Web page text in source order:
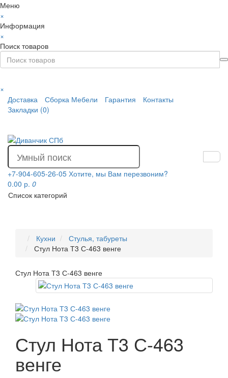
Меню
×
Информация
×
Поиск товаров
×
Доставка
Сборка Мебели Гарантия
Контакты
Закладки (0)
+7-904-605-26-05 Хотите, мы Вам перезвоним?
0.00 р. 0
Список категорий
Кухни
Стулья, табуреты
Стул Нота Т3 С-463 венге
Стул Нота Т3 С-463 венге
Стул Нота Т3 С-463
венге